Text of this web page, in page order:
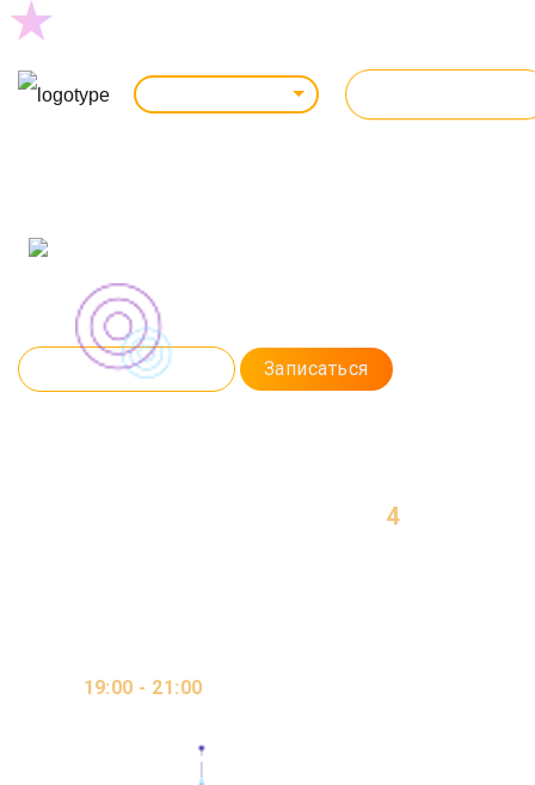
Научитесь писать автоматизированные тесты на Java. Изучим
фреймворки Selenium и Cucumber. Разберем CI/CD и настроим сервер
для автоматизации Jenkins.
Программа курса Записаться
4
19:00 - 21:00